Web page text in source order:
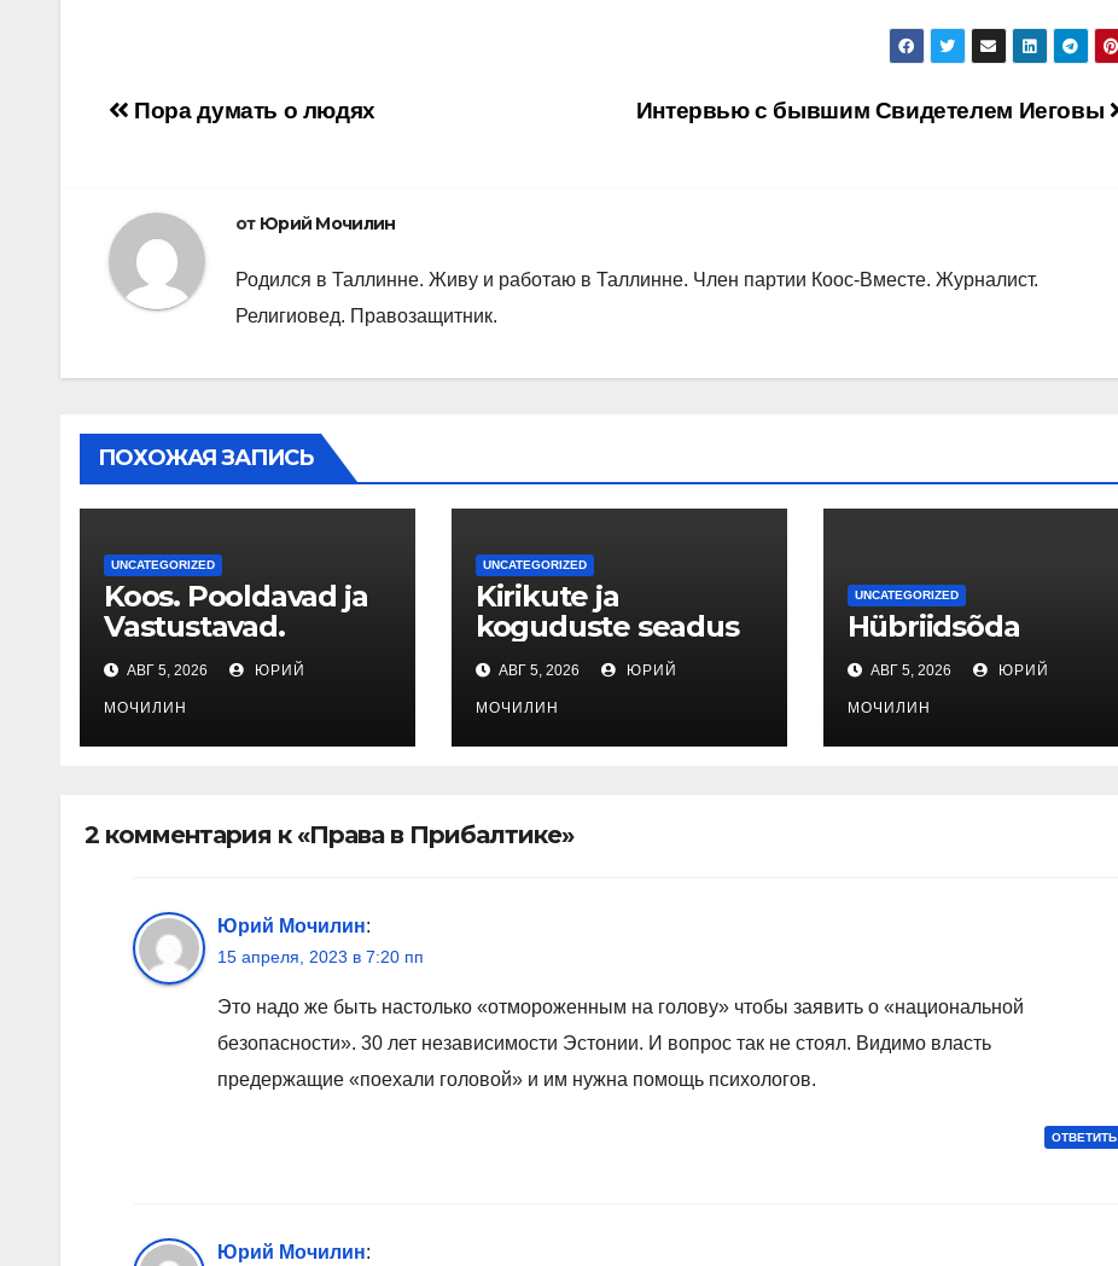
Навигация
записям
Интервью с бывшим Свидетелем Иеговы
Пора думать о людях
от Юрий Мочилин
Родился в Таллинне. Живу и работаю в Таллинне. Член партии Коос-Вместе. Журналист.
Религиовед. Правозащитник.
ПОХОЖАЯ ЗАПИСЬ
UNCATEGORIZED
Koos. Pooldavad ja
Vastustavad.
АВГ 5, 2026 ЮРИЙ
МОЧИЛИН
UNCATEGORIZED
Kirikute ja
koguduste seadus
АВГ 5, 2026 ЮРИЙ
МОЧИЛИН
UNCATEGORIZED
Hübriidsõda
АВГ 5, 2026 ЮРИЙ
МОЧИЛИН
2 комментария к «Права в Прибалтике»
Юрий Мочилин:
15 апреля, 2023 в 7:20 пп
Это надо же быть настолько «отмороженным на голову» чтобы заявить о «национальной
безопасности». 30 лет независимости Эстонии. И вопрос так не стоял. Видимо власть
предержащие «поехали головой» и им нужна помощь психологов.
ОТВЕТИТЬ
Юрий Мочилин: